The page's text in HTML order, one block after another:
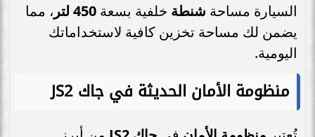
السيارة مساحة شنطة خلفية بسعة 450 لتر
، مما
يضمن لك مساحة تخزين كافية لاستخداماتك
اليومية.
منظومة الأمان الحديثة في جاك JS2